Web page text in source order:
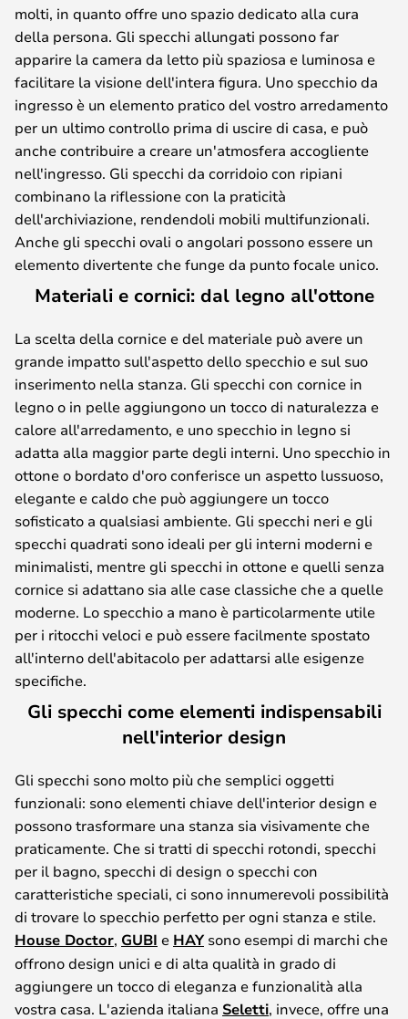
molti, in quanto offre uno spazio dedicato alla cura
della persona. Gli specchi allungati possono far
apparire la camera da letto più spaziosa e luminosa e
facilitare la visione dell'intera figura. Uno specchio da
ingresso è un elemento pratico del vostro arredamento
per un ultimo controllo prima di uscire di casa, e può
anche contribuire a creare un'atmosfera accogliente
nell'ingresso. Gli specchi da corridoio con ripiani
combinano la riflessione con la praticità
dell'archiviazione, rendendoli mobili multifunzionali.
Anche gli specchi ovali o angolari possono essere un
elemento divertente che funge da punto focale unico.
Materiali e cornici: dal legno all'ottone
La scelta della cornice e del materiale può avere un
grande impatto sull'aspetto dello specchio e sul suo
inserimento nella stanza. Gli specchi con cornice in
legno o in pelle aggiungono un tocco di naturalezza e
calore all'arredamento, e uno specchio in legno si
adatta alla maggior parte degli interni. Uno specchio in
ottone o bordato d'oro conferisce un aspetto lussuoso,
elegante e caldo che può aggiungere un tocco
sofisticato a qualsiasi ambiente. Gli specchi neri e gli
specchi quadrati sono ideali per gli interni moderni e
minimalisti, mentre gli specchi in ottone e quelli senza
cornice si adattano sia alle case classiche che a quelle
moderne. Lo specchio a mano è particolarmente utile
per i ritocchi veloci e può essere facilmente spostato
all'interno dell'abitacolo per adattarsi alle esigenze
specifiche.
Gli specchi come elementi indispensabili
nell'interior design
Gli specchi sono molto più che semplici oggetti
funzionali: sono elementi chiave dell'interior design e
possono trasformare una stanza sia visivamente che
praticamente. Che si tratti di specchi rotondi, specchi
per il bagno, specchi di design o specchi con
caratteristiche speciali, ci sono innumerevoli possibilità
di trovare lo specchio perfetto per ogni stanza e stile.
House Doctor, GUBI e HAY sono esempi di marchi che
offrono design unici e di alta qualità in grado di
aggiungere un tocco di eleganza e funzionalità alla
vostra casa. L'azienda italiana Seletti, invece, offre una